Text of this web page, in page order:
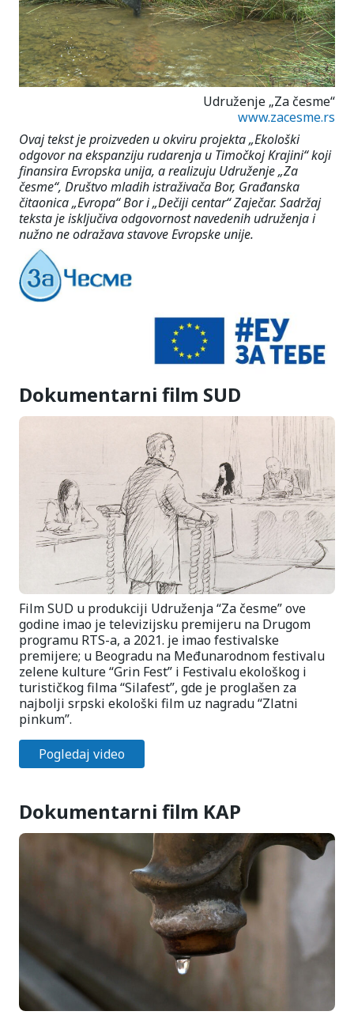
Udruženje „Za česme“
www.zacesme.rs
Ovaj tekst je proizveden u okviru projekta „Ekološki
odgovor na ekspanziju rudarenja u Timočkoj Krajini“ koji
finansira Evropska unija, a realizuju Udruženje „Za
česme“, Društvo mladih istraživača Bor, Građanska
čitaonica „Evropa“ Bor i „Dečiji centar“ Zaječar. Sadržaj
teksta je isključiva odgovornost navedenih udruženja i
nužno ne odražava stavove Evropske unije.
Dokumentarni film SUD
Film SUD u produkciji Udruženja “Za česme” ove
godine imao je televizijsku premijeru na Drugom
programu RTS-a, a 2021. je imao festivalske
premijere; u Beogradu na Međunarodnom festivalu
zelene kulture “Grin Fest” i Festivalu ekološkog i
turističkog filma “Silafest”, gde je proglašen za
najbolji srpski ekološki film uz nagradu “Zlatni
pinkum”.
Pogledaj video
Dokumentarni film KAP